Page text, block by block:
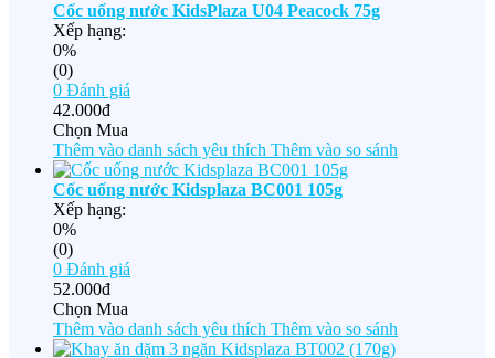
Cốc uống nước KidsPlaza U04 Peacock 75g
Xếp hạng:
0%
(0)
0 Đánh giá
42.000đ
Chọn Mua
Thêm vào danh sách yêu thích Thêm vào so sánh
Cốc uống nước Kidsplaza BC001 105g
Xếp hạng:
0%
(0)
0 Đánh giá
52.000đ
Chọn Mua
Thêm vào danh sách yêu thích Thêm vào so sánh